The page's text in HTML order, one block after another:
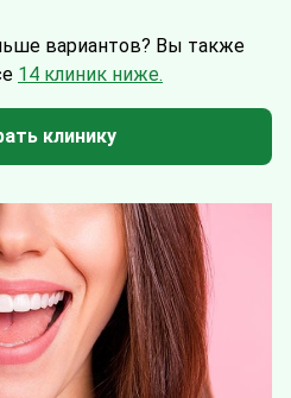
вариантов? Вы также
14 клиник ниже.
клинику